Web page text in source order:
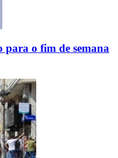
para o fim de semana